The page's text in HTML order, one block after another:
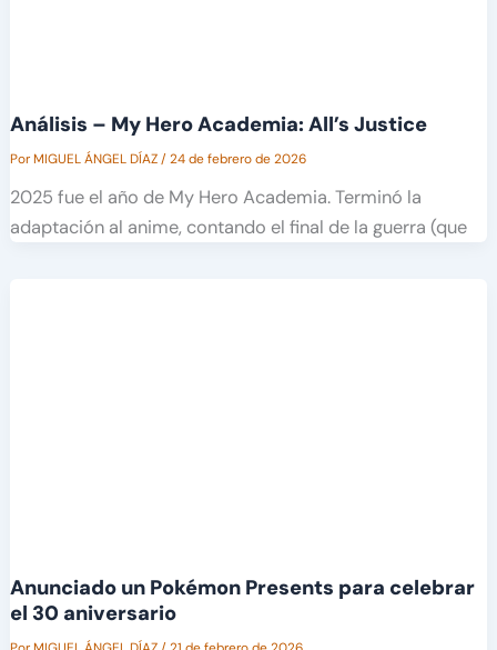
Análisis – My Hero Academia: All’s Justice
PorMIGUEL ÁNGEL DÍAZ/24 de febrero de 2026
2025 fue el año de My Hero Academia. Terminó la
adaptación al anime, contando el final de la guerra (que
Anunciado un Pokémon Presents para celebrar
el 30 aniversario